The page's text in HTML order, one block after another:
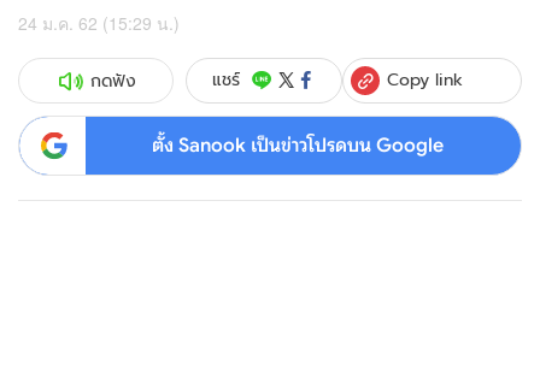
24 ม.ค. 62 (15:29 น.)
กดฟัง แชร์ Copy link
ตั้ง Sanook เป็นข่าวโปรดบน Google